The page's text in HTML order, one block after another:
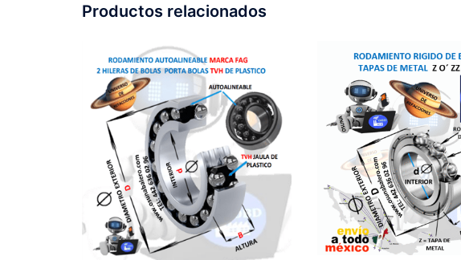
Productos relacionados